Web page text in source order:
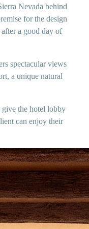
Nevada behind
for the design
after a good day of
spectacular views
a unique natural
the hotel lobby
can enjoy their